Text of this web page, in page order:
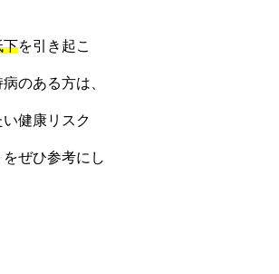
下を引き起こ
のある方は、
健康リスク
ぜひ参考にし